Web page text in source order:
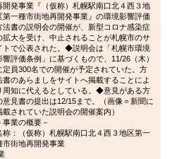
開発事業『（仮称）札幌駅南口北４西３地
第一種市街地再開発事業』の環境影響評価
法書の説明会の開催が、新型コロナ感染症
拡大を受け、中止されることが札幌市のサ
トで公表された。◆説明会は「札幌市環境
響評価条例」に基づくもので、11/26（木）
定員300名での開催が予定されていた。方
書のあらましをサイトへ掲載することによ
周知に代えるとしている。◆意見がある方
意見書の提出は12/15まで。（画像＝新聞に
載されていた説明会の開催案内）
事業の概要－
称：（仮称）札幌駅南口北４西３地区第一
市街地再開発事業